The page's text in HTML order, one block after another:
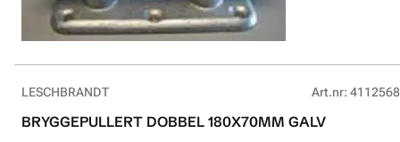
LESCHBRANDT Art.nr:
BRYGGEPULLERT DOBBEL 180X70MM GALV